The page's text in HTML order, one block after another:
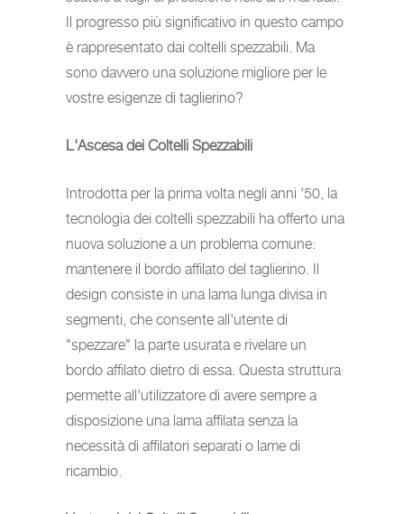
Il progresso più significativo in questo campo
è rappresentato dai coltelli spezzabili. Ma
sono davvero una soluzione migliore per le
vostre esigenze di taglierino?
L'Ascesa dei Coltelli Spezzabili
Introdotta per la prima volta negli anni '50, la
tecnologia dei coltelli spezzabili ha offerto una
nuova soluzione a un problema comune:
mantenere il bordo affilato del taglierino. Il
design consiste in una lama lunga divisa in
segmenti, che consente all'utente di
"spezzare" la parte usurata e rivelare un
bordo affilato dietro di essa. Questa struttura
permette all'utilizzatore di avere sempre a
disposizione una lama affilata senza la
necessità di affilatori separati o lame di
ricambio.